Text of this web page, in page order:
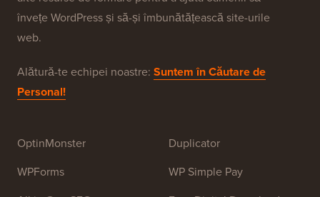
învețe WordPress și să-și îmbunătățească site-urile
web.
Alătură-te echipei noastre: Suntem în Căutare de
Personal!
OptinMonster
WPForms
Duplicator
WP Simple Pay